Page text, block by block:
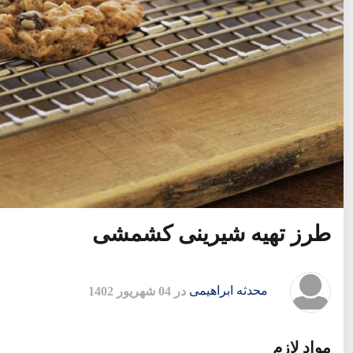
طرز تهیه شیرینی کشمشی
محدثه ابراهیمی در 04 شهریور 1402
مواد لازم